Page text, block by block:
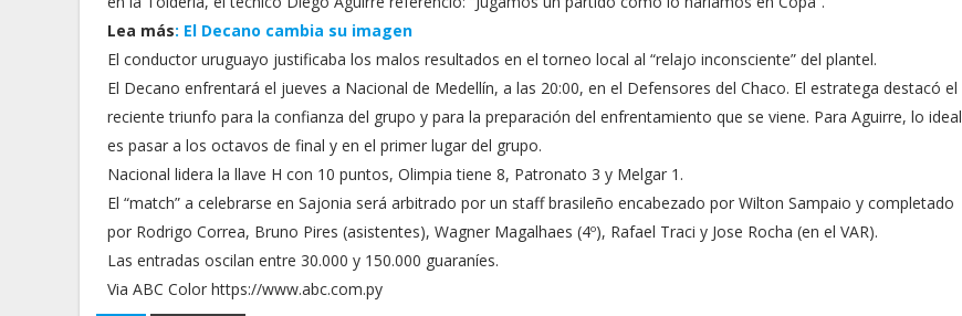
Lea más: El Decano cambia su imagen
El conductor uruguayo justificaba los malos resultados en el torneo local al “relajo inconsciente” del plantel.
El Decano enfrentará el jueves a Nacional de Medellín, a las 20:00, en el Defensores del Chaco. El estratega destacó el
reciente triunfo para la confianza del grupo y para la preparación del enfrentamiento que se viene. Para Aguirre, lo ideal
es pasar a los octavos de final y en el primer lugar del grupo.
Nacional lidera la llave H con 10 puntos, Olimpia tiene 8, Patronato 3 y Melgar 1.
El “match” a celebrarse en Sajonia será arbitrado por un staff brasileño encabezado por Wilton Sampaio y completado
por Rodrigo Correa, Bruno Pires (asistentes), Wagner Magalhaes (4º), Rafael Traci y Jose Rocha (en el VAR).
Las entradas oscilan entre 30.000 y 150.000 guaraníes.
Via ABC Color https://www.abc.com.py